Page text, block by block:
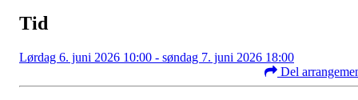
Tid
Lørdag 6. juni 2026 10:00 - søndag 7. juni 2026 18:00
Del